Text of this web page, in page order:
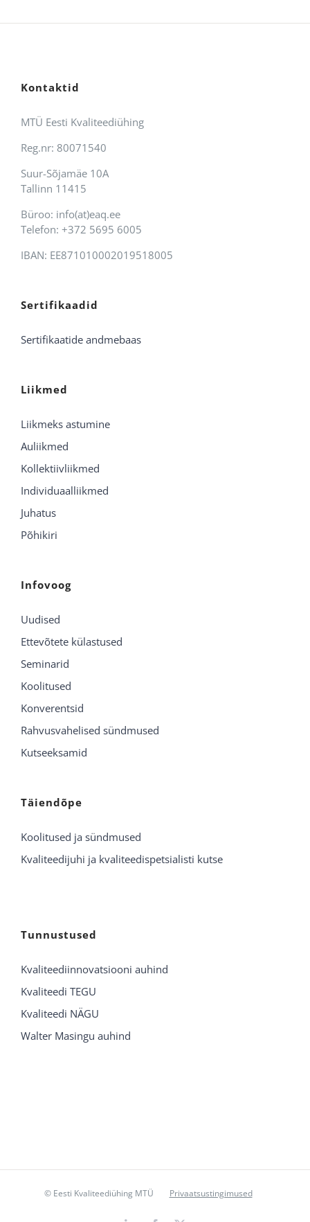
Kontaktid
MTÜ Eesti Kvaliteediühing
Reg.nr: 80071540
Suur-Sõjamäe 10A
Tallinn 11415
Büroo: info(at)eaq.ee
Telefon: +372 5695 6005
IBAN: EE871010002019518005
Sertifikaadid
Sertifikaatide andmebaas
Liikmed
Liikmeks astumine
Auliikmed
Kollektiivliikmed
Individuaalliikmed
Juhatus
Põhikiri
Infovoog
Uudised
Ettevõtete külastused
Seminarid
Koolitused
Konverentsid
Rahvusvahelised sündmused
Kutseeksamid
Täiendõpe
Koolitused ja sündmused
Kvaliteedijuhi ja kvaliteedispetsialisti kutse
Tunnustused
Kvaliteediinnovatsiooni auhind
Kvaliteedi TEGU
Kvaliteedi NÄGU
Walter Masingu auhind
© Eesti Kvaliteediühing MTÜ Privaatsustingimused